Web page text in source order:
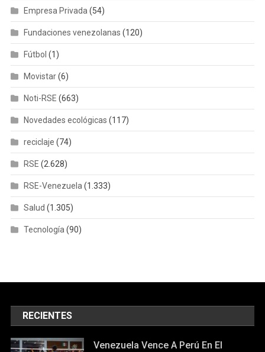
Empresa Privada(54)
Fundaciones venezolanas (120)
Fútbol (1)
Movistar(6)
Noti-RSE (663)
Novedades ecológicas (117)
reciclaje (74)
RSE (2.628)
RSE-Venezuela(1.333)
Salud (1.305)
Tecnología(90)
RECIENTES
Venezuela Vence A Perú En El